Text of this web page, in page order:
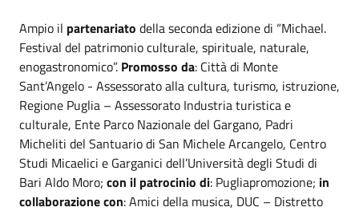
Ampio il partenariato della seconda edizione di “Michael.
Festival del patrimonio culturale, spirituale, naturale,
enogastronomico”. Promosso da: Città di Monte
Sant’Angelo - Assessorato alla cultura, turismo, istruzione,
Regione Puglia – Assessorato Industria turistica e
culturale, Ente Parco Nazionale del Gargano, Padri
Micheliti del Santuario di San Michele Arcangelo, Centro
Studi Micaelici e Garganici dell’Università degli Studi di
Bari Aldo Moro; con il patrocinio di: Pugliapromozione; in
collaborazione con: Amici della musica, DUC – Distretto